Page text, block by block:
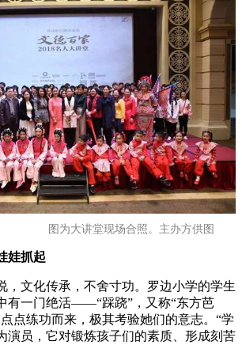
图为大讲堂现场合照。主办方供图
娃抓起
，文化传承，不舍寸功。罗边小学的学生
有一门绝活——“踩跷”，又称“东方芭
点练功而来，极其考验她们的意志。“学
演员，它对锻炼孩子们的素质、形成刻苦